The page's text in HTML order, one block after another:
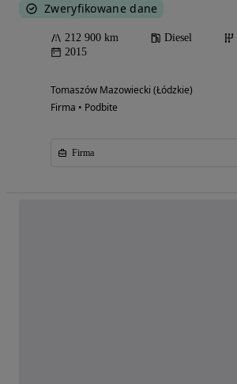
Zweryfikowane dane
212 900 km Diesel
2015
Tomaszów Mazowiecki (Łódzkie)
Firma • Podbite
Firma